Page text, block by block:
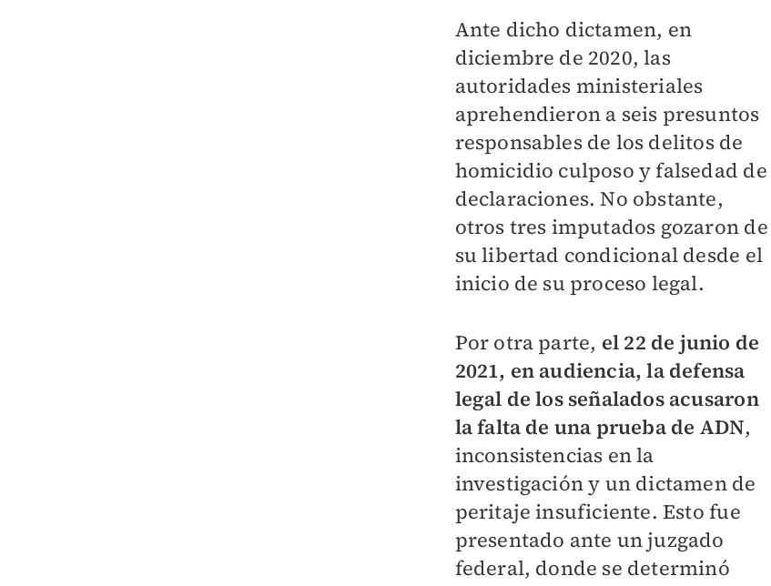
Ante dicho dictamen, en
diciembre de 2020, las
autoridades ministeriales
aprehendieron a seis presuntos
responsables de los delitos de
homicidio culposo y falsedad de
declaraciones. No obstante,
otros tres imputados gozaron de
su libertad condicional desde el
inicio de su proceso legal.
Por otra parte, el 22 de junio de
2021, en audiencia, la defensa
legal de los señalados acusaron
la falta de una prueba de ADN,
inconsistencias en la
investigación y un dictamen de
peritaje insuficiente. Esto fue
presentado ante un juzgado
federal, donde se determinó